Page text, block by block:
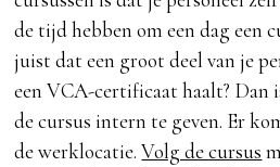
de tijd hebben om een dag een
juist dat een groot deel van je
een VCA-certificaat haalt? Dan
de cursus intern te geven. Er
de werklocatie.Volg de cursus